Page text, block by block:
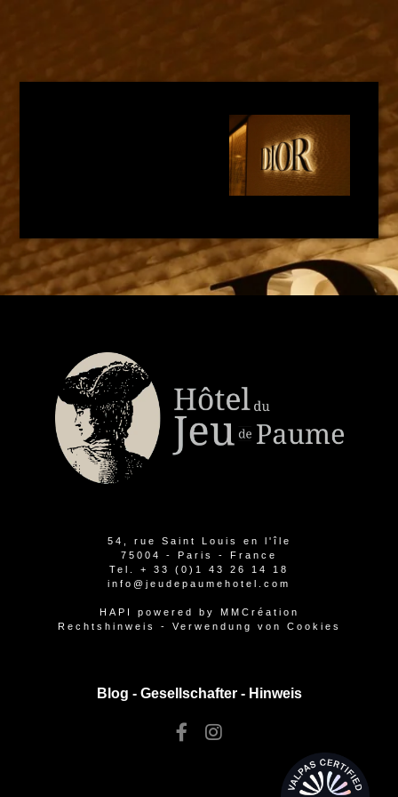
54, rue Saint Louis en l'île
75004 - Paris - France
Tel. + 33 (0)1 43 26 14 18
info@jeudepaumehotel.com
HAPI powered by MMCréation
Rechtshinweis
- Verwendung von Cookies
Blog - Gesellschafter- Hinweis